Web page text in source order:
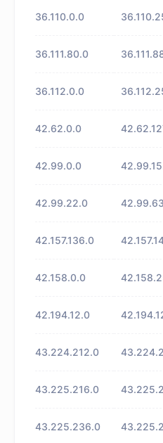
36.110.0.0
36.111.80.0
36.112.0.0
42.62.0.0
42.99.0.0
42.99.22.0
42.157.136.0
42.158.0.0
42.194.12.0
43.224.212.0
43.225.216.0
43.225.236.0